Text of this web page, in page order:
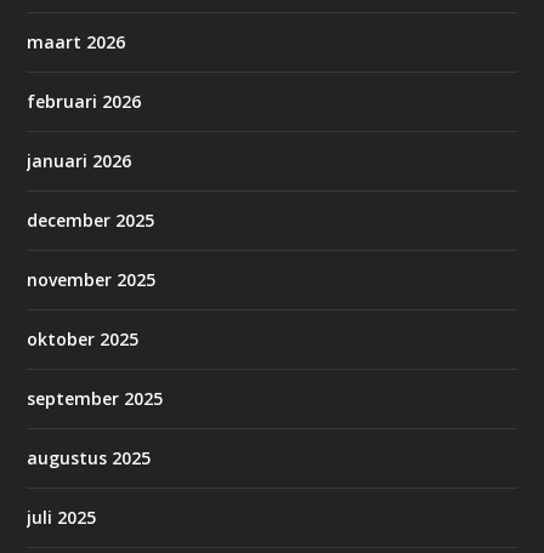
maart 2026
februari 2026
januari 2026
december 2025
november 2025
oktober 2025
september 2025
augustus 2025
juli 2025